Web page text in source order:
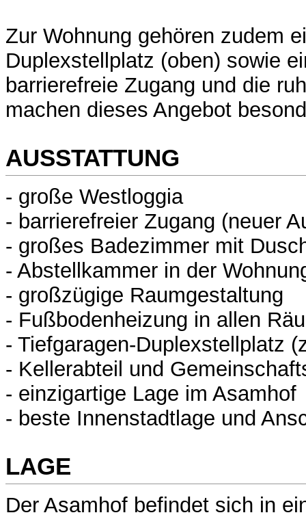
Zur Wohnung gehören zudem
Duplexstellplatz (oben) sowie
barrierefreie Zugang und die
machen dieses Angebot
AUSSTATTUNG
- große Westloggia
- barrierefreier Zugang (neuer
- großes Badezimmer mit
- Abstellkammer in der
- großzügige Raumgestaltung
- Fußbodenheizung in allen
- Tiefgaragen-Duplexstellplatz
- Kellerabteil und
- einzigartige Lage im Asamhof
- beste Innenstadtlage und
LAGE
Der Asamhof befindet sich in